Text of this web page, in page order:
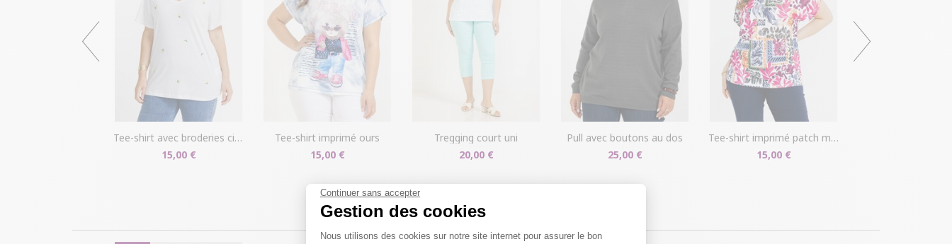
Continuer sans accepter
Gestion des cookies
Plateforme de Gestion du Consentement : Personnalisez vos Options
Nous utilisons des cookies sur notre site internet pour assurer le bon
tee-shirt avec broderies citrons
15,00 €
tee-shirt imprimé ours
15,00 €
tregging court uni
20,00 €
pull avec boutons au dos
25,00 €
tee-shirt imprimé patch muticolore
15,00 €
DERNIERS PRODUITS CONSULTÉS